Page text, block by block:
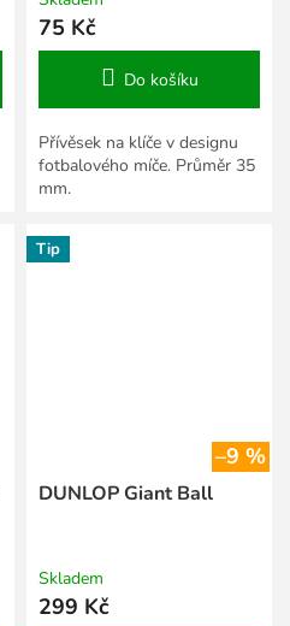
75 Kč
Do košíku
Přívěsek na klíče v designu
fotbalového míče. Průměr 35
mm.
Tip
–9 %
DUNLOP Giant Ball
Skladem
299 Kč